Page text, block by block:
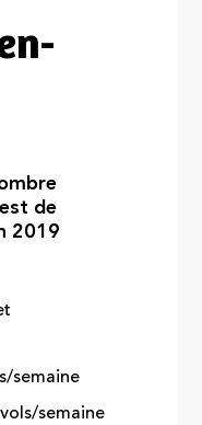
de
2019
semaine
semaine